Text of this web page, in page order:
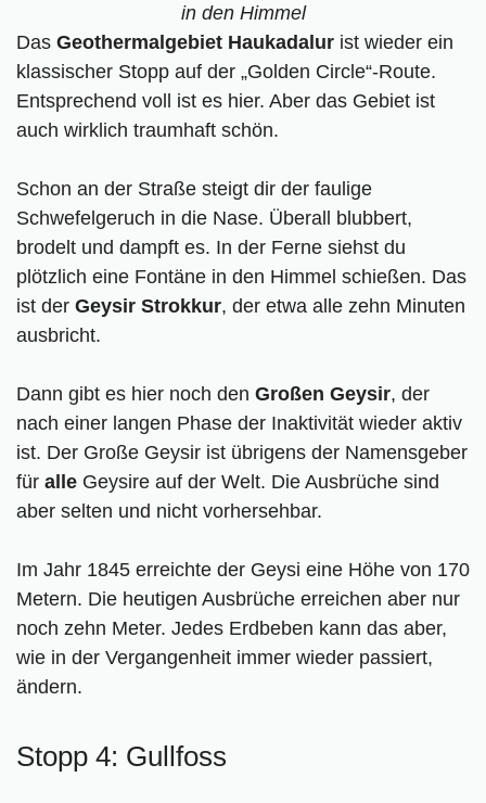
in den Himmel
Das Geothermalgebiet Haukadalur ist wieder ein
klassischer Stopp auf der „Golden Circle“-Route.
Entsprechend voll ist es hier. Aber das Gebiet ist
auch wirklich traumhaft schön.
Schon an der Straße steigt dir der faulige
Schwefelgeruch in die Nase. Überall blubbert,
brodelt und dampft es. In der Ferne siehst du
plötzlich eine Fontäne in den Himmel schießen. Das
ist der Geysir Strokkur, der etwa alle zehn Minuten
ausbricht.
Dann gibt es hier noch den Großen Geysir, der
nach einer langen Phase der Inaktivität wieder aktiv
ist. Der Große Geysir ist übrigens der Namensgeber
für alle Geysire auf der Welt. Die Ausbrüche sind
aber selten und nicht vorhersehbar.
Im Jahr 1845 erreichte der Geysi eine Höhe von 170
Metern. Die heutigen Ausbrüche erreichen aber nur
noch zehn Meter. Jedes Erdbeben kann das aber,
wie in der Vergangenheit immer wieder passiert,
ändern.
Stopp 4: Gullfoss